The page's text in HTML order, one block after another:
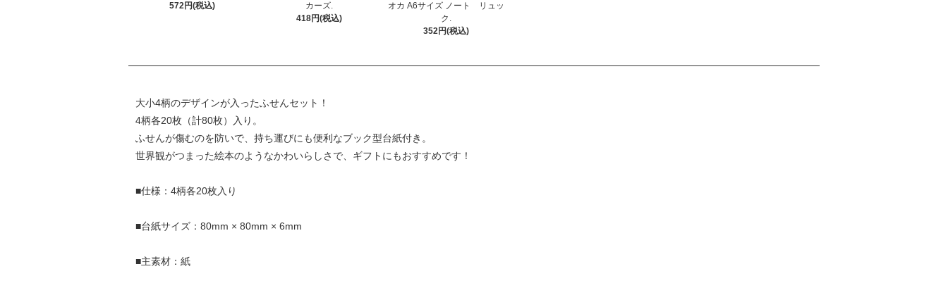
572円(税込)
カーズ.
418円(税込)
オカ A6サイズ ノート リュッ
ク.
352円(税込)
大小4柄のデザインが入ったふせんセット！
4柄各20枚（計80枚）入り。
ふせんが傷むのを防いで、持ち運びにも便利なブック型台紙付き。
世界観がつまった絵本のようなかわいらしさで、ギフトにもおすすめです！
■仕様：4柄各20枚入り
■台紙サイズ：80mm × 80mm × 6mm
■主素材：紙